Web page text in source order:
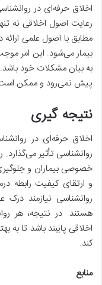
اخلاق حرفه‌ای در
رعایت اصول اخلاقی نه
مطابق با اصول علمی
بیمار می‌شود. این امر
به بیان مشکلات خود
پیش نمی‌رود و ممکن است
نتیجه گیری
اخلاق حرفه‌ای در
روانشناسی تأثیر
خصوصی بیماران و
و ارتقای کیفیت رابطه
روانشناسی نیازمند
هستند. در نتیجه، هر
اخلاقی پایبند باشد تا
کند.
منابع